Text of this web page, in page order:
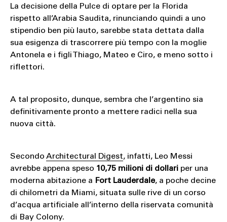
La decisione della Pulce di optare per la Florida
rispetto all’Arabia Saudita, rinunciando quindi a uno
stipendio ben più lauto, sarebbe stata dettata dalla
sua esigenza di trascorrere più tempo con la moglie
Antonela e i figli Thiago, Mateo e Ciro, e meno sotto i
riflettori.
A tal proposito, dunque, sembra che l’argentino sia
definitivamente pronto a mettere radici nella sua
nuova città.
Secondo Architectural Digest, infatti, Leo Messi
avrebbe appena speso 10,75 milioni di dollariper una
moderna abitazione a Fort Lauderdale, a poche decine
di chilometri da Miami, situata sulle rive di un corso
d’acqua artificiale all’interno della riservata comunità
di Bay Colony.